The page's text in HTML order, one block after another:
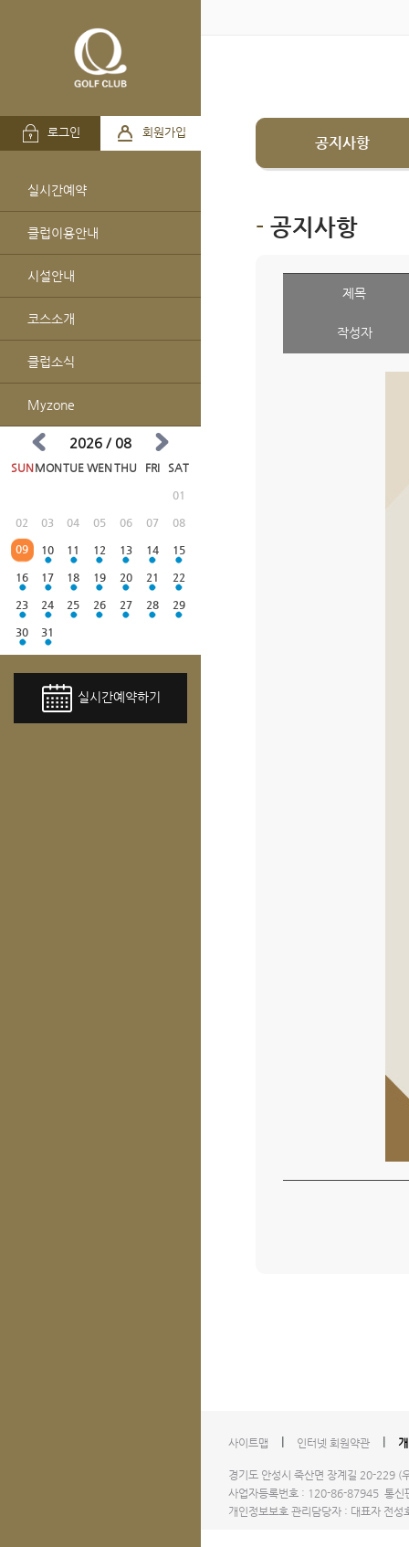
로그인 회원가입
실시간예약
클럽이용안내
시설안내
코스소개
클럽소식
Myzone
2026 / 08
SUNMONTUE WENTHU FRI SAT
01
02 03 04 05 06 07 08
09 10 11 12 13 14 15
16 17 18 19 20 21 22
23 24 25 26 27 28 29
30 31
실시간예약하기
공지사항
공지사항
제목
작성자
사이트맵 인터넷 회원약관
경기도 안성시 죽산면 장계길 20-
사업자등록번호 : 120-86-87945 통신
개인정보보호 관리담당자 : 대표자 전성